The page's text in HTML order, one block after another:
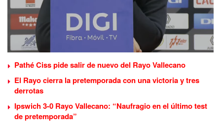
Pathé Ciss pide salir de nuevo del Rayo Vallecano
El Rayo cierra la pretemporada con una victoria y tres
derrotas
Ipswich 3-0 Rayo Vallecano: “Naufragio en el último test
de pretemporada”